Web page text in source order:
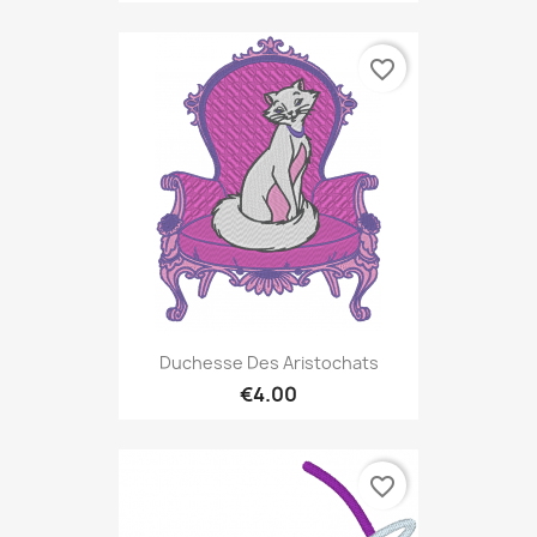
Duchesse Des Aristochats
€4.00
favorite_border
favorite_border